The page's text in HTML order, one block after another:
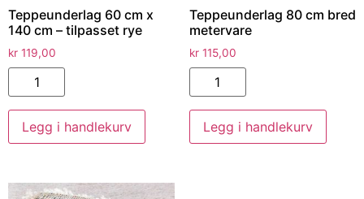
Teppeunderlag 60 cm x
140 cm – tilpasset rye
kr 119,00
Legg i handlekurv
Teppeunderlag 80 cm bred
metervare
kr115,00
Legg i handlekurv